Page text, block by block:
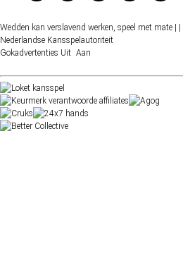
Wedden kan verslavend werken, speel met mate |
Nederlandse Kansspelautoriteit
Gokadvertenties Uit Aan